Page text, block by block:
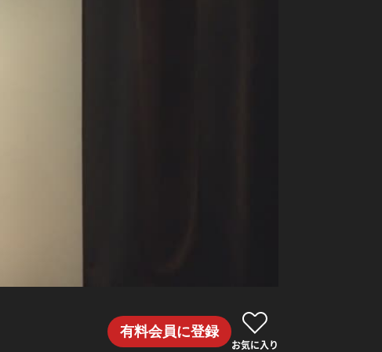
有料会員に登録
お気に入り